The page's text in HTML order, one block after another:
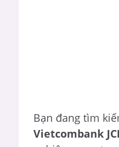
Bạn đang tìm
Vietcombank